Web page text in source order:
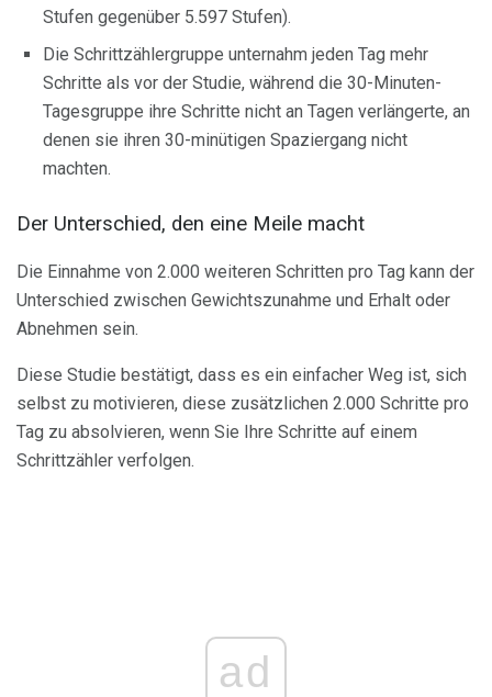
Stufen gegenüber 5.597 Stufen).
Die Schrittzählergruppe unternahm jeden Tag mehr
Schritte als vor der Studie, während die 30-Minuten-
Tagesgruppe ihre Schritte nicht an Tagen verlängerte, an
denen sie ihren 30-minütigen Spaziergang nicht
machten.
Der Unterschied, den eine Meile macht
Die Einnahme von 2.000 weiteren Schritten pro Tag kann der
Unterschied zwischen Gewichtszunahme und Erhalt oder
Abnehmen sein.
Diese Studie bestätigt, dass es ein einfacher Weg ist, sich
selbst zu motivieren, diese zusätzlichen 2.000 Schritte pro
Tag zu absolvieren, wenn Sie Ihre Schritte auf einem
Schrittzähler verfolgen.
ad